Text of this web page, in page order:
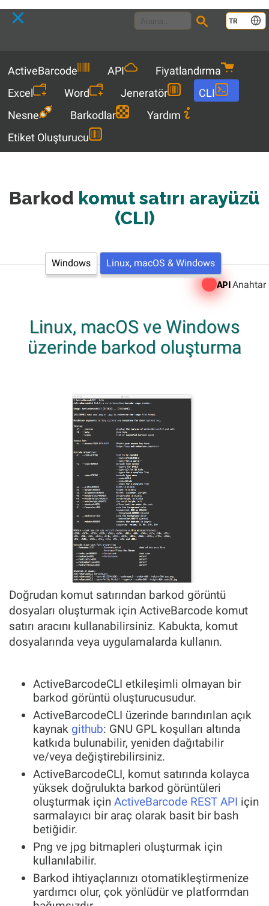
TR
ActiveBarcode API
Fiyatlandırma
Excel
Word Jeneratör
CLI
Nesne
Barkodlar
Yardım
Etiket Oluşturucu
Barkod komut satırı arayüzü
(CLI)
Windows Linux, macOS & Windows
APIAnahtar
Linux, macOS ve Windows
üzerinde barkod oluşturma
Doğrudan komut satırından barkod görüntü
dosyaları oluşturmak için ActiveBarcode komut
satırı aracını kullanabilirsiniz. Kabukta, komut
dosyalarında veya uygulamalarda kullanın.
ActiveBarcodeCLI etkileşimli olmayan bir
barkod görüntü oluşturucusudur.
ActiveBarcodeCLI üzerinde barındırılan açık
kaynak github: GNU GPL koşulları altında
katkıda bulunabilir, yeniden dağıtabilir
ve/veya değiştirebilirsiniz.
ActiveBarcodeCLI, komut satırında kolayca
yüksek doğrulukta barkod görüntüleri
oluşturmak için ActiveBarcode REST API için
sarmalayıcı bir araç olarak basit bir bash
betiğidir.
Png ve jpg bitmapleri oluşturmak için
kullanılabilir.
Barkod ihtiyaçlarınızı otomatikleştirmenize
yardımcı olur, çok yönlüdür ve platformdan